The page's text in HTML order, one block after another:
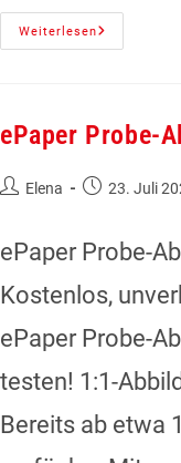
Weiterlesen
ePaper Probe-
Elena 23. Juli
ePaper Probe-
Kostenlos,
ePaper Probe-
testen! 1:1-
Bereits ab etwa